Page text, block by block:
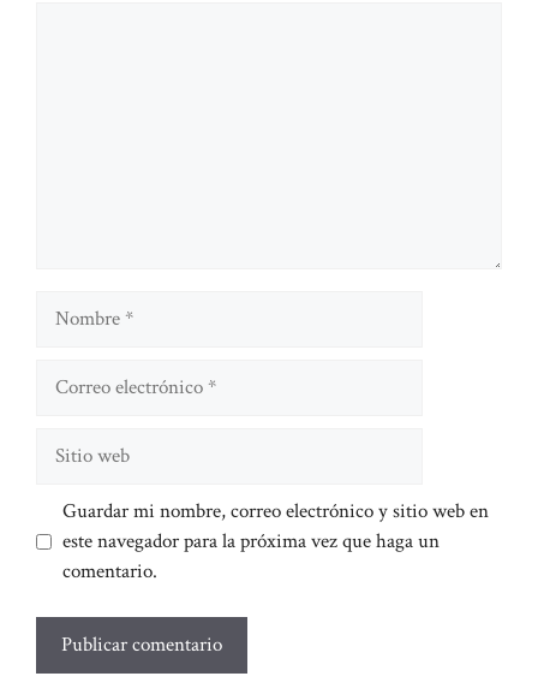
Nombre
Guardar mi nombre, correo electrónico y sitio web en
este navegador para la próxima vez que haga un
comentario.